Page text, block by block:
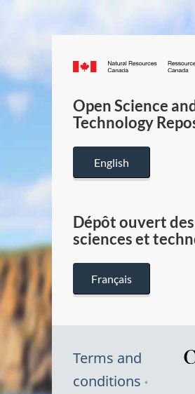
Canada.ca
Open Science
Technology
English
Dépôt ouvert des
sciences et
Français
Terms and
conditions